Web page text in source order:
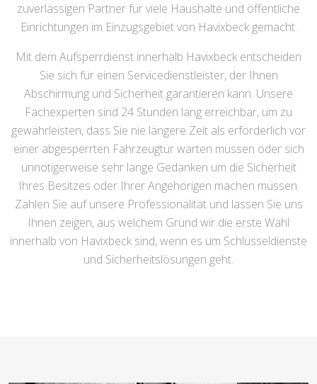
zuverlässigen Partner für viele Haushalte und öffentliche
Einrichtungen im Einzugsgebiet von Havixbeck gemacht.
Mit dem Aufsperrdienst innerhalb Havixbeck entscheiden
Sie sich für einen Servicedienstleister, der Ihnen
Abschirmung und Sicherheit garantieren kann. Unsere
Fachexperten sind 24 Stunden lang erreichbar, um zu
gewährleisten, dass Sie nie längere Zeit als erforderlich vor
einer abgesperrten Fahrzeugtür warten müssen oder sich
unnötigerweise sehr lange Gedanken um die Sicherheit
Ihres Besitzes oder Ihrer Angehörigen machen müssen.
Zählen Sie auf unsere Professionalität und lassen Sie uns
Ihnen zeigen, aus welchem Grund wir die erste Wahl
innerhalb von Havixbeck sind, wenn es um Schlüsseldienste
und Sicherheitslösungen geht.